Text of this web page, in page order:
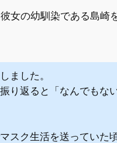
の幼馴染である島崎
ました。
り返ると「なんでもな
スク生活を送っていた